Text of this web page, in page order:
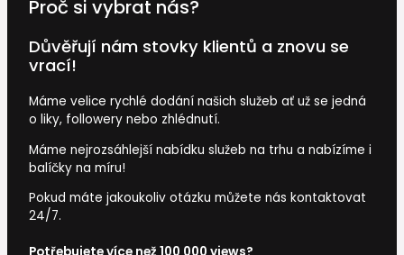
Proč si vybrat nás?
Důvěřují nám stovky klientů a znovu se
vrací!
Máme velice rychlé dodání našich služeb ať už se jedná
o liky, followery nebo zhlédnutí.
Máme nejrozsáhlejší nabídku služeb na trhu a nabízíme i
balíčky na míru!
Pokud máte jakoukoliv otázku můžete nás kontaktovat
24/7.